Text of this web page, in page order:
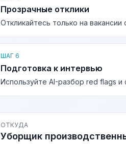
Прозрачные отклики
Откликайтесь только на
ШАГ 6
Подготовка к интервью
Используйте AI-разбор red flags
ОТКУДА
Уборщик